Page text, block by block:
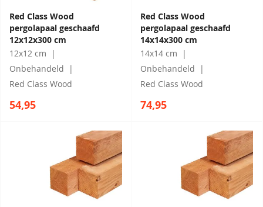
Red Class Wood
pergolapaal geschaafd
12x12x300 cm
12x12 cm
Onbehandeld
Red Class Wood
54,95
Red Class Wood
pergolapaal geschaafd
14x14x300 cm
14x14 cm
Onbehandeld
Red Class Wood
74,95